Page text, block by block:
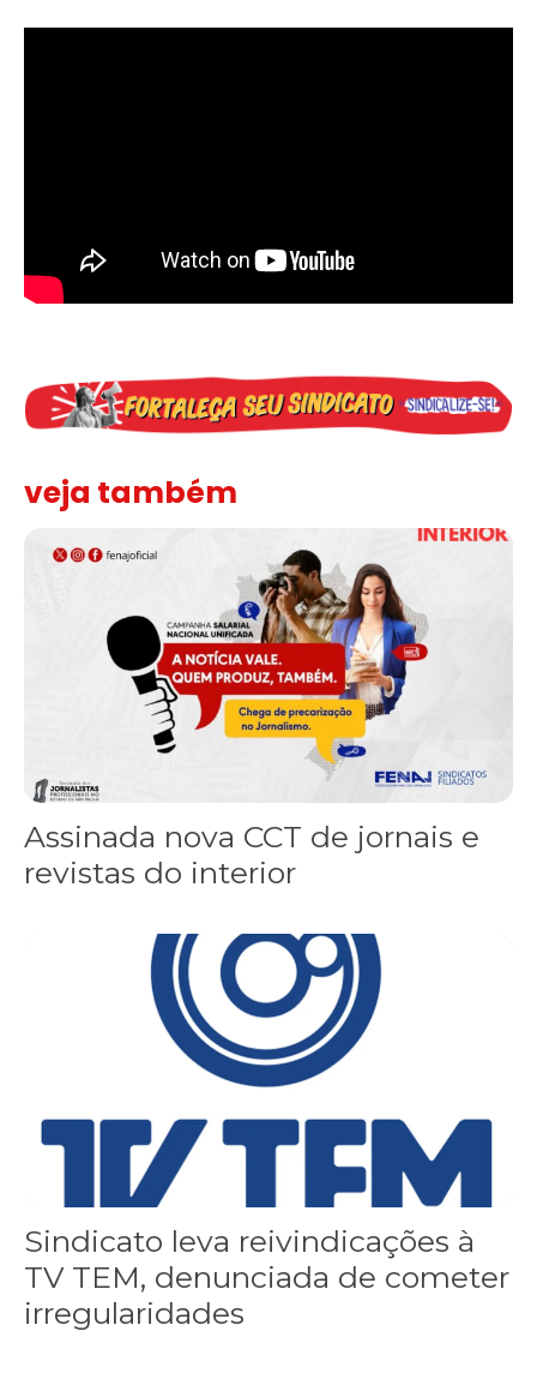
veja também
Assinada nova CCT de jornais e revistas do interior
Assinada nova CCT de jornais e
revistas do interior
Sindicato leva reivindicações à TV TEM, denunciada de cometer
Sindicato leva reivindicações à
TV TEM, denunciada de cometer
irregularidades